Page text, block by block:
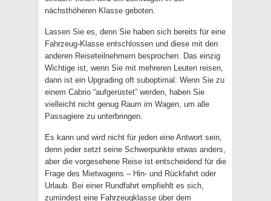
nächsthöheren Klasse geboten.
Lassen Sie es, denn Sie haben sich bereits für eine
Fahrzeug-Klasse entschlossen und diese mit den
anderen Reiseteilnehmern besprochen. Das einzig
Wichtige ist, wenn Sie mit mehreren Leuten reisen,
dann ist ein Upgrading oft suboptimal: Wenn Sie zu
einem Cabrio “aufgerüstet” werden, haben Sie
vielleicht nicht genug Raum im Wagen, um alle
Passagiere zu unterbringen.
Es kann und wird nicht für jeden eine Antwort sein,
denn jeder setzt seine Schwerpunkte etwas anders,
aber die vorgesehene Reise ist entscheidend für die
Frage des Mietwagens – Hin- und Rückfahrt oder
Urlaub. Bei einer Rundfahrt empfiehlt es sich,
zumindest eine Fahrzeugklasse über dem